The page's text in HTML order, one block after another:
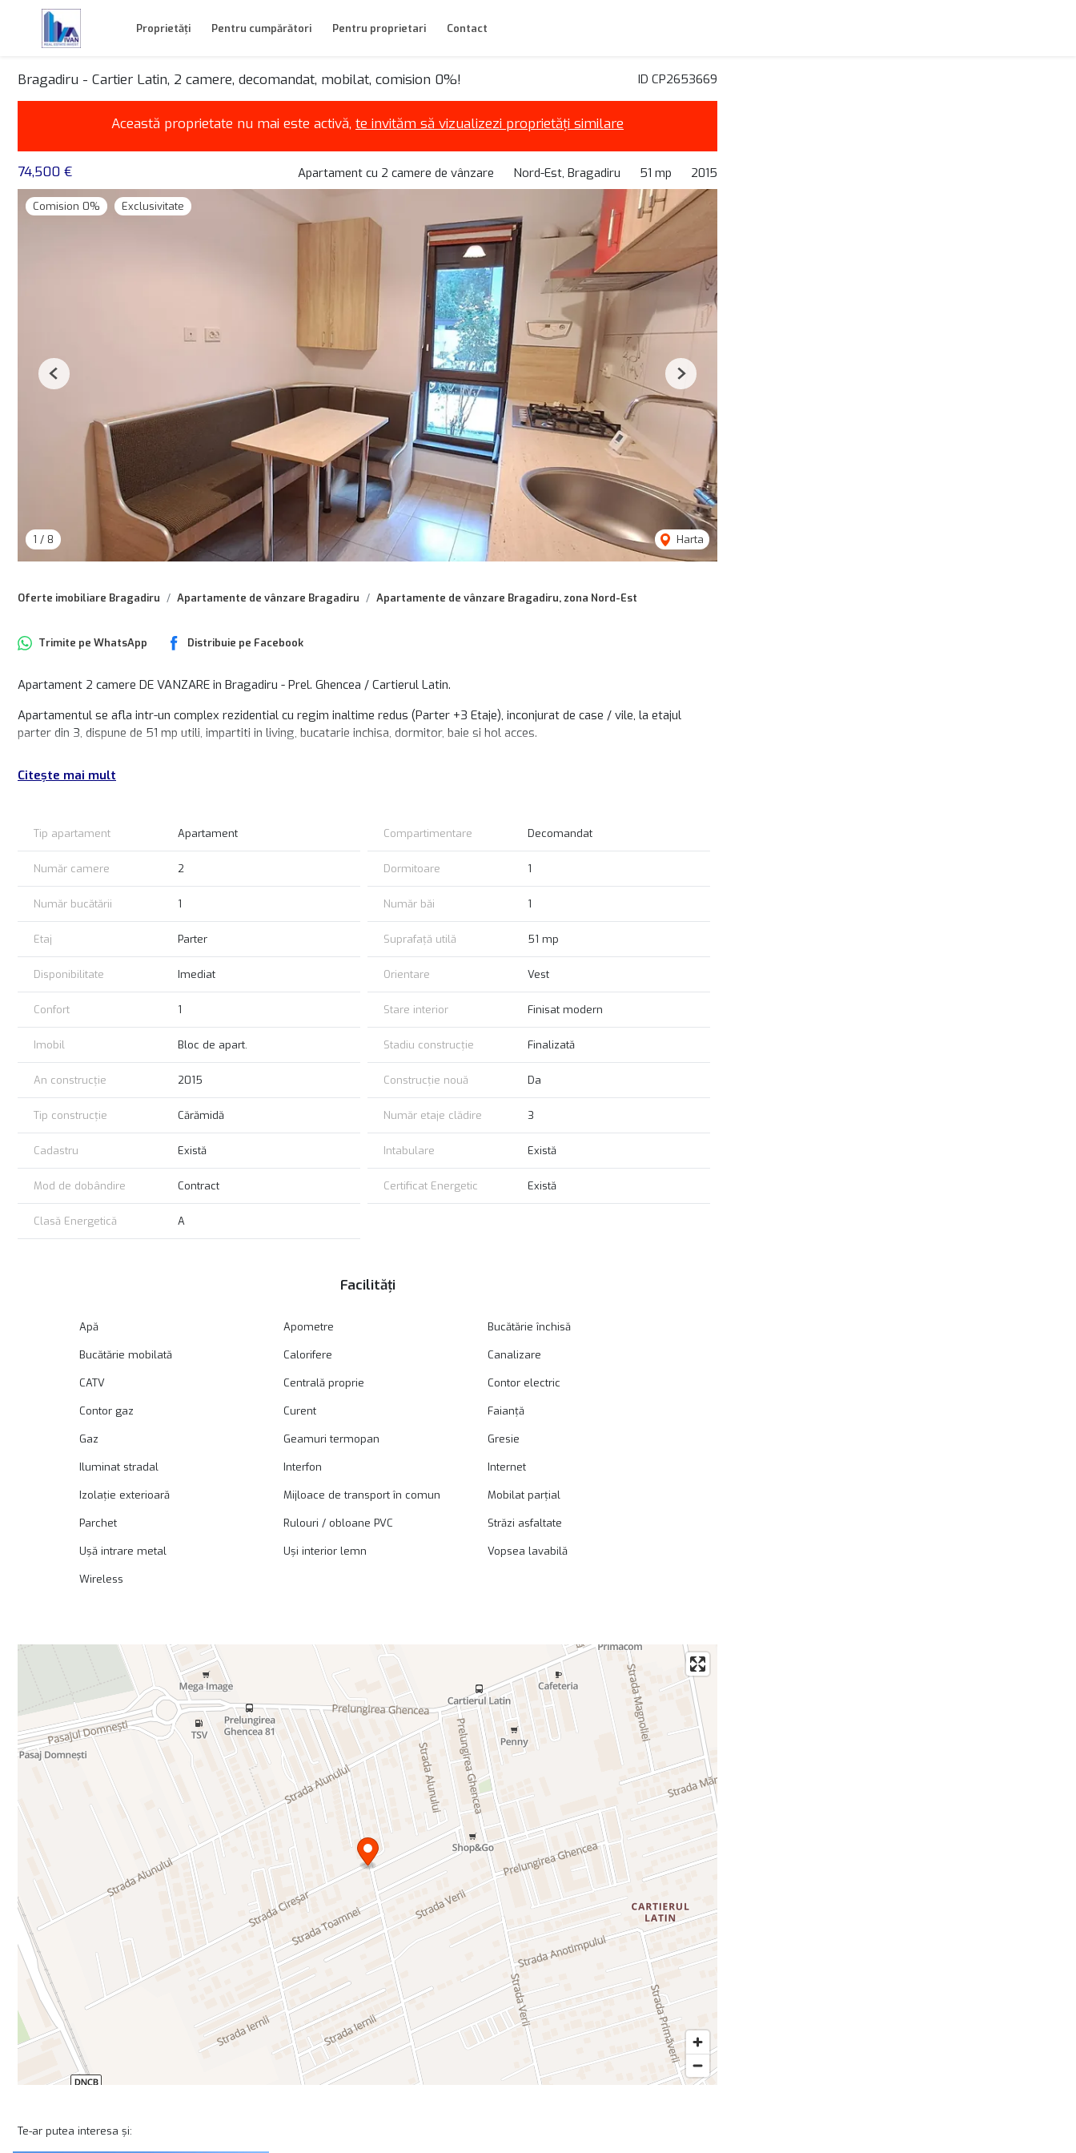
Proprietăți Pentru cumpărători Pentru proprietari Contact
ID CP2653669
Bragadiru - Cartier Latin, 2 camere, decomandat, mobilat, comision 0%!
Această proprietate nu mai este activă, te invităm să vizualizezi proprietăți similare
74,500 € Apartament cu 2 camere de vânzare Nord-Est, Bragadiru 51 mp 2015
Comision 0% Exclusivitate
1 / 8 Harta
Previous Next
Oferte imobiliare Bragadiru Apartamente de vânzare Bragadiru Apartamente de vânzare Bragadiru, zona Nord-Est
Trimite pe WhatsApp Distribuie pe Facebook
Apartament 2 camere DE VANZARE in Bragadiru - Prel. Ghencea / Cartierul Latin.
Apartamentul se afla intr-un complex rezidential cu regim inaltime redus (Parter +3 Etaje), inconjurat de case / vile, la etajul
parter din 3, dispune de 51 mp utili, impartiti in living, bucatarie inchisa, dormitor, baie si hol acces.
74.500 EURO
SE ACCEPTA CREDIT IMOBILIAR!
OFERTA reprezentata EXCLUSIV!
COMISION CUMPARATOR 0%!
Citește mai mult
Tip apartament Apartament Compartimentare Decomandat
Număr camere 2 Dormitoare 1
Număr bucătării 1 Număr băi 1
Etaj Parter Suprafață utilă 51 mp
Disponibilitate Imediat Orientare Vest
Confort 1 Stare interior Finisat modern
Imobil Bloc de apart. Stadiu construcție Finalizată
An construcție 2015 Construcție nouă Da
Tip construcție Cărămidă Număr etaje clădire 3
Cadastru Există Intabulare Există
Mod de dobândire Contract Certificat Energetic Există
Clasă Energetică A
Facilități
Apă Apometre Bucătărie închisă
Bucătărie mobilată Calorifere Canalizare
CATV Centrală proprie Contor electric
Contor gaz Curent Faianță
Gaz Geamuri termopan Gresie
Iluminat stradal Interfon Internet
Izolație exterioară Mijloace de transport în comun Mobilat parțial
Parchet Rulouri / obloane PVC Străzi asfaltate
Ușă intrare metal Uși interior lemn Vopsea lavabilă
Wireless
Te-ar putea interesa și: